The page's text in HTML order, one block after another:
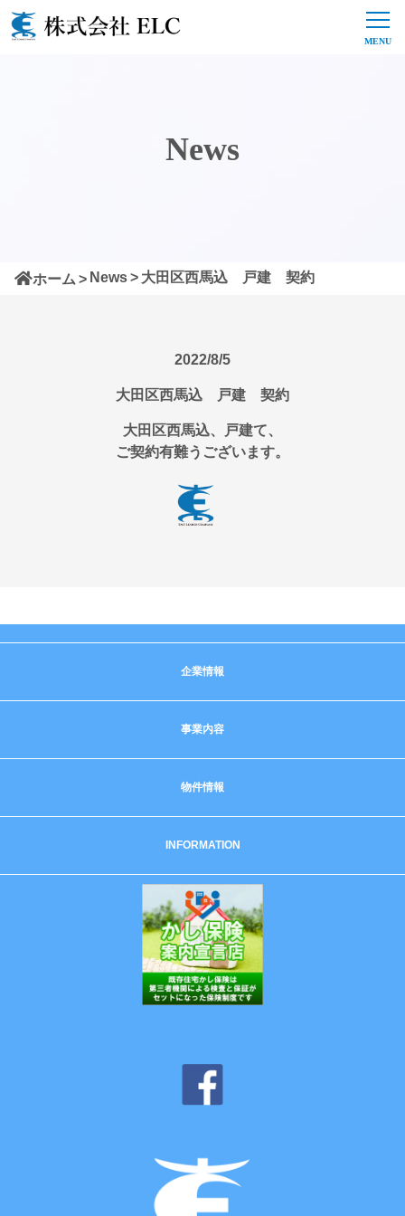
News
ホーム News 大田区西馬込 戸建 契約
2022/8/5
大田区西馬込 戸建 契約
大田区西馬込、戸建て、
ご契約有難うございます。
企業情報
事業内容
物件情報
INFORMATION